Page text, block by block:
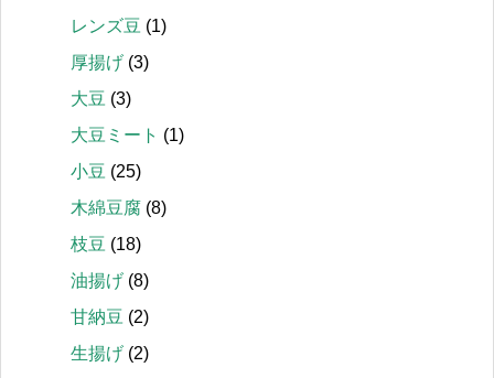
レンズ豆 (1)
厚揚げ (3)
大豆 (3)
大豆ミート (1)
小豆 (25)
木綿豆腐 (8)
枝豆 (18)
油揚げ (8)
甘納豆 (2)
生揚げ (2)